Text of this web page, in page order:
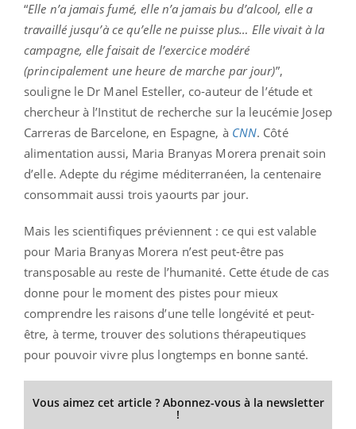
“Elle n’a jamais fumé, elle n’a jamais bu d’alcool, elle a
travaillé jusqu’à ce qu’elle ne puisse plus… Elle vivait à la
campagne, elle faisait de l’exercice modéré
(principalement une heure de marche par jour)”,
souligne le Dr Manel Esteller, co-auteur de l’étude et
chercheur à l’Institut de recherche sur la leucémie Josep
Carreras de Barcelone, en Espagne, à CNN. Côté
alimentation aussi, Maria Branyas Morera prenait soin
d’elle. Adepte du régime méditerranéen, la centenaire
consommait aussi trois yaourts par jour.
Mais les scientifiques préviennent : ce qui est valable
pour Maria Branyas Morera n’est peut-être pas
transposable au reste de l’humanité. Cette étude de cas
donne pour le moment des pistes pour mieux
comprendre les raisons d’une telle longévité et peut-
être, à terme, trouver des solutions thérapeutiques
pour pouvoir vivre plus longtemps en bonne santé.
Vous aimez cet article ? Abonnez-vous à la newsletter
!